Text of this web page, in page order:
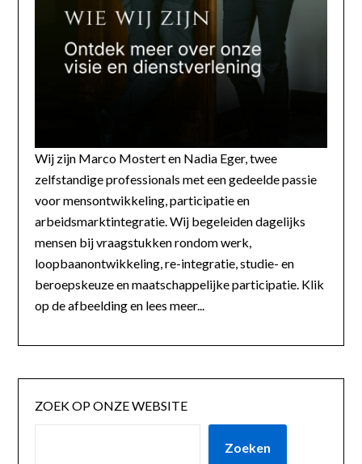
Wij zijn Marco Mostert en Nadia Eger, twee
zelfstandige professionals met een gedeelde passie
voor mensontwikkeling, participatie en
arbeidsmarktintegratie. Wij begeleiden dagelijks
mensen bij vraagstukken rondom werk,
loopbaanontwikkeling, re-integratie, studie- en
beroepskeuze en maatschappelijke participatie. Klik
op de afbeelding en lees meer...
ZOEK OP ONZE WEBSITE
Zoeken